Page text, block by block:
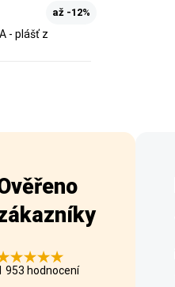
až -12%
- plášť z
953 hodnocení